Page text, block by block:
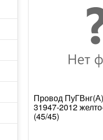
Провод
31947-2012
(45/45)